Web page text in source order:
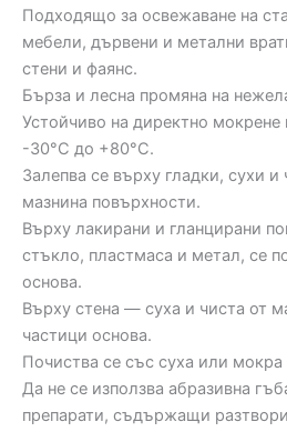
Подходящо за освежаване на
мебели, дървени и метални
стени и фаянс.
Бърза и лесна промяна на
Устойчиво на директно мокрене
-30°C до +80°C.
Залепва се върху гладки, сухи и
мазнина повърхности.
Върху лакирани и гланцирани
стъкло, пластмаса и метал, се
основа.
Върху стена — суха и чиста от
частици основа.
Почиства се със суха или мокра
Да не се използва абразивна
препарати, съдържащи